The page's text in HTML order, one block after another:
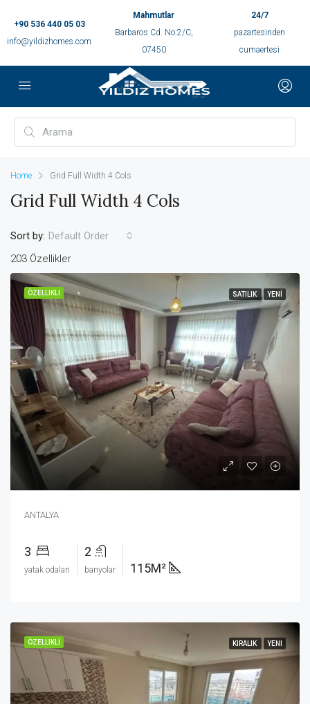
+90 536 440 05 03
info@yildizhomes.com
Mahmutlar
Barbaros Cd. No:2/C,
07450
24/7
pazartesinden
cumaertesi
Home Grid Full Width 4 Cols
Grid Full Width 4 Cols
203 Özellikler
Sort by: Default Order
ÖZELLIKLI SATILIK YENI
ANTALYA
3
yatak odaları
2
banyolar 115M²
ÖZELLIKLI KIRALIK YENI